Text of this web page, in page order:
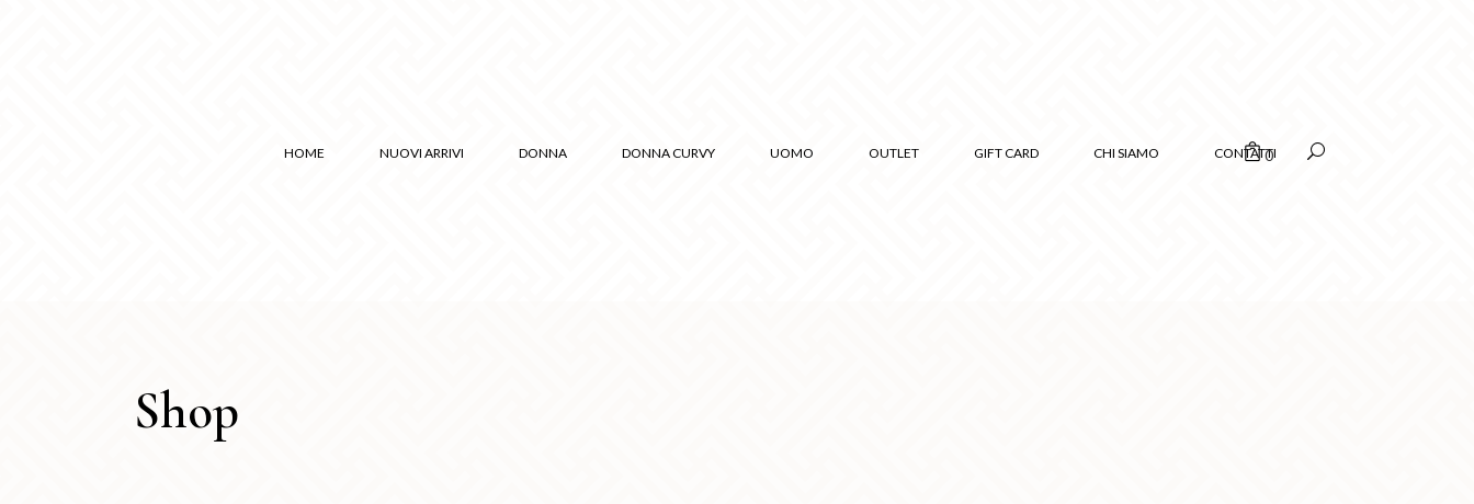
HOME NUOVI ARRIVI DONNA DONNA CURVY UOMO OUTLET GIFT CARD CHI SIAMO CONTATTI
0
Shop